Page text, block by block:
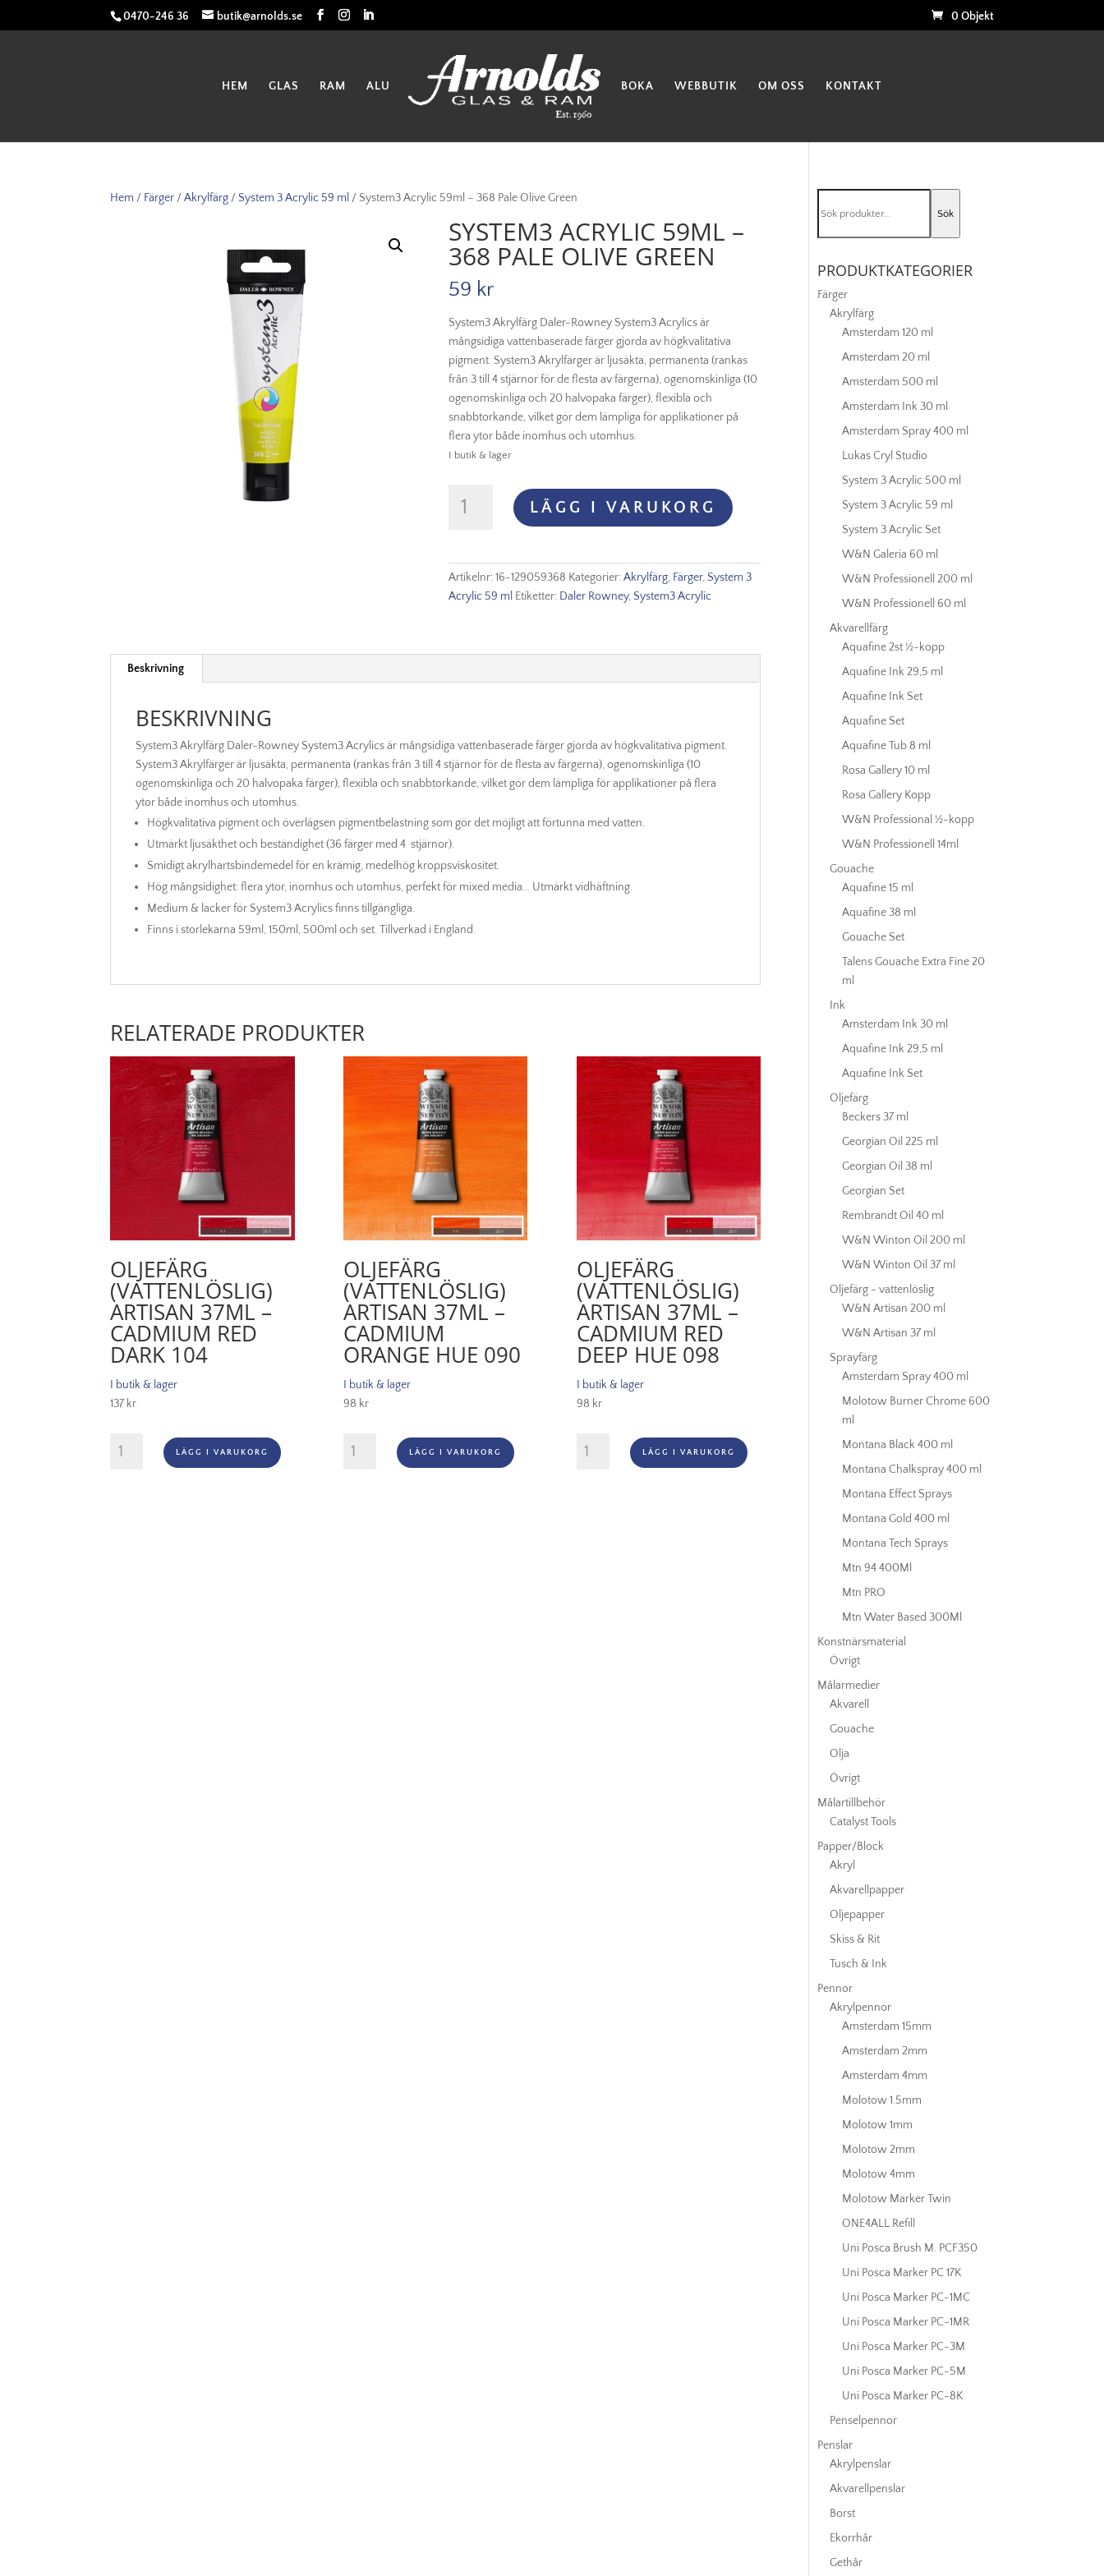
0470-246 36 butik@arnolds.se 0 Objekt
HEM GLAS RAM ALU BOKA WEBBUTIK OM OSS KONTAKT
Hem / Färger /Akrylfärg / System 3 Acrylic 59 ml / System3 Acrylic 59ml – 368 Pale Olive Green
SYSTEM3 ACRYLIC 59ML –
368 PALE OLIVE GREEN
59 kr
System3 Akrylfärg Daler-Rowney System3 Acrylics är
mångsidiga vattenbaserade färger gjorda av högkvalitativa
pigment. System3 Akrylfärger är ljusäkta, permanenta (rankas
från 3 till 4 stjärnor för de flesta av färgerna), ogenomskinliga (10
ogenomskinliga och 20 halvopaka färger), flexibla och
snabbtorkande, vilket gör dem lämpliga för applikationer på
flera ytor både inomhus och utomhus.
I butik & lager
Acrylic
Olive
LÄGG I VARUKORG
Artikelnr:16-129059368 Kategorier:Akrylfärg, Färger, System 3
Acrylic 59 ml Etiketter: Daler Rowney, System3 Acrylic
Beskrivning
BESKRIVNING
System3 Akrylfärg Daler-Rowney System3 Acrylics är mångsidiga vattenbaserade färger gjorda av högkvalitativa pigment.
System3 Akrylfärger är ljusäkta, permanenta (rankas från 3 till 4 stjärnor för de flesta av färgerna), ogenomskinliga (10
ogenomskinliga och 20 halvopaka färger), flexibla och snabbtorkande, vilket gör dem lämpliga för applikationer på flera
ytor både inomhus och utomhus.
Högkvalitativa pigment och överlägsen pigmentbelastning som gör det möjligt att förtunna med vatten.
Utmärkt ljusäkthet och beständighet (36 färger med 4 stjärnor).
Smidigt akrylhartsbindemedel för en krämig, medelhög kroppsviskositet.
Hög mångsidighet: flera ytor, inomhus och utomhus, perfekt för mixed media… Utmärkt vidhäftning.
Medium & lacker för System3 Acrylics finns tillgängliga.
Finns i storlekarna 59ml, 150ml, 500ml och set. Tillverkad i England.
RELATERADE PRODUKTER
OLJEFÄRG
(VATTENLÖSLIG)
ARTISAN 37ML –
CADMIUM RED
DARK 104
I butik & lager
137kr
Oljefärg
(vattenlöslig)
LÄGG I VARUKORG
OLJEFÄRG
(VATTENLÖSLIG)
ARTISAN 37ML –
CADMIUM
ORANGE HUE 090
I butik & lager
98 kr
Oljefärg
(vattenlöslig)
LÄGG I VARUKORG
OLJEFÄRG
(VATTENLÖSLIG)
ARTISAN 37ML –
CADMIUM RED
DEEP HUE 098
I butik & lager
98 kr
Oljefärg
(vattenlöslig)
LÄGG I VARUKORG
efter:
Sök
PRODUKTKATEGORIER
Färger
Akrylfärg
Amsterdam 120 ml
Amsterdam 20 ml
Amsterdam 500 ml
Amsterdam Ink 30 ml
Amsterdam Spray 400 ml
Lukas Cryl Studio
System 3 Acrylic 500 ml
System 3 Acrylic 59 ml
System 3 Acrylic Set
W&N Galeria 60 ml
W&N Professionell 200 ml
W&N Professionell 60 ml
Akvarellfärg
Aquafine 2st ½-kopp
Aquafine Ink 29,5 ml
Aquafine Ink Set
Aquafine Set
Aquafine Tub 8 ml
Rosa Gallery 10 ml
Rosa Gallery Kopp
W&N Professional ½-kopp
W&N Professionell 14ml
Gouache
Aquafine 15 ml
Aquafine 38 ml
Gouache Set
Talens Gouache Extra Fine 20
ml
Ink
Amsterdam Ink 30 ml
Aquafine Ink 29,5 ml
Aquafine Ink Set
Oljefärg
Beckers 37 ml
Georgian Oil 225 ml
Georgian Oil 38 ml
Georgian Set
Rembrandt Oil 40 ml
W&N Winton Oil 200 ml
W&N Winton Oil 37 ml
Oljefärg - vattenlöslig
W&N Artisan 200 ml
W&N Artisan 37 ml
Sprayfärg
Amsterdam Spray 400 ml
Molotow Burner Chrome 600
ml
Montana Black 400 ml
Montana Chalkspray 400 ml
Montana Effect Sprays
Montana Gold 400 ml
Montana Tech Sprays
Mtn 94 400Ml
Mtn PRO
Mtn Water Based 300Ml
Konstnärsmaterial
Övrigt
Målarmedier
Akvarell
Gouache
Olja
Övrigt
Målartillbehör
Catalyst Tools
Papper/Block
Akryl
Akvarellpapper
Oljepapper
Skiss & Rit
Tusch & Ink
Pennor
Akrylpennor
Amsterdam 15mm
Amsterdam 2mm
Amsterdam 4mm
Molotow 1.5mm
Molotow 1mm
Molotow 2mm
Molotow 4mm
Molotow Marker Twin
ONE4ALL Refill
Uni Posca Brush M. PCF350
Uni Posca Marker PC 17K
Uni Posca Marker PC-1MC
Uni Posca Marker PC-1MR
Uni Posca Marker PC-3M
Uni Posca Marker PC-5M
Uni Posca Marker PC-8K
Penselpennor
Penslar
Akrylpenslar
Akvarellpenslar
Borst
Ekorrhår
Gethår